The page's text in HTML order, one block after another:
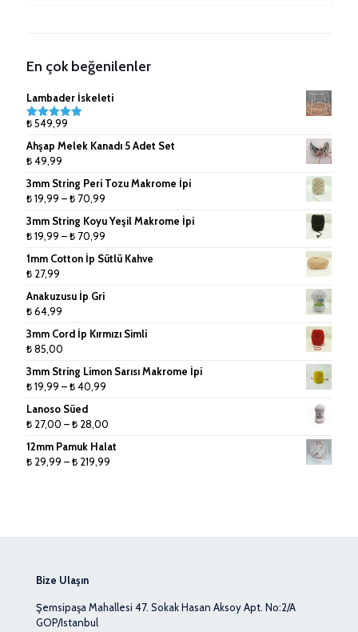
Doğal Rafya
Jüt İpler
Küpe ve Toka Aparatları
Ponpon Makinesi
Tığlar ve Şişler
En çok beğenilenler
Lambader İskeleti
5 üzerinden
aldı
₺549,99
Ahşap Melek Kanadı 5 Adet Set
₺49,99
3mm String Peri Tozu Makrome İpi
₺19,99 –₺ 70,99
₺ 19,99
₺ 70,99
3mm String Koyu Yeşil Makrome İpi
₺19,99 –₺ 70,99
₺ 19,99
1mm Cotton İp Sütlü Kahve
₺ 27,99
Anakuzusu İp Gri
₺64,99
3mm Cord İp Kırmızı Simli
₺85,00
3mm String Limon Sarısı Makrome İpi
₺19,99 –₺40,99
-
₺ 40,99
Lanoso Süed
₺ 27,00 –₺ 28,00
₺ 27,00
12mm Pamuk Halat
₺ 29,99 –₺ 219,99
Bize Ulaşın
Şemsipaşa Mahallesi 47. Sokak Hasan Aksoy Apt. No:2/A
GOP/Istanbul